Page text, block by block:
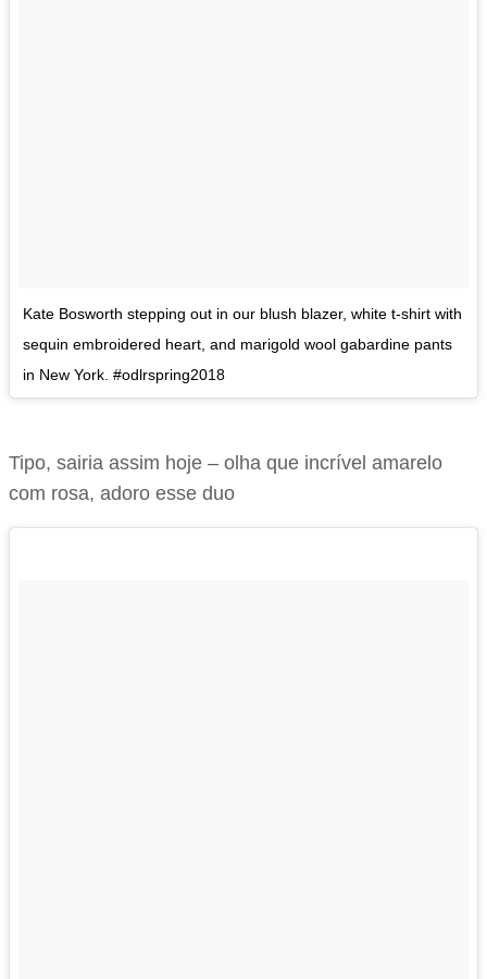
Kate Bosworth stepping out in our blush blazer, white t-shirt with
sequin embroidered heart, and marigold wool gabardine pants
in New York. #odlrspring2018
Tipo, sairia assim hoje – olha que incrível amarelo
com rosa, adoro esse duo